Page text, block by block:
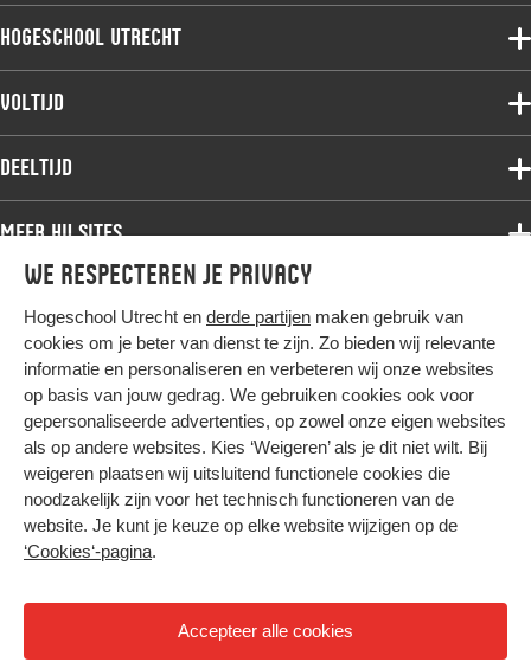
We respecteren je privacy
Hogeschool Utrecht en derde partijen maken gebruik van
cookies om je beter van dienst te zijn. Zo bieden wij relevante
informatie en personaliseren en verbeteren wij onze websites
op basis van jouw gedrag. We gebruiken cookies ook voor
gepersonaliseerde advertenties, op zowel onze eigen websites
als op andere websites. Kies ‘Weigeren’ als je dit niet wilt. Bij
weigeren plaatsen wij uitsluitend functionele cookies die
noodzakelijk zijn voor het technisch functioneren van de
website. Je kunt je keuze op elke website wijzigen op de
‘Cookies‘-pagina.
Accepteer alle cookies
Hogeschool Utrecht
Voltijdopleidingen
Deeltijdopleidingen
Onderzoek
Werken bij de HU
Contact
Voltijd
Associate degree
Bachelor
Master
Studiekeuze voltijd
Deeltijd
Associate degree
Bachelor
Master
Post-master
Studiekeuze deeltijd
Meer HU sites
HU International
HU Bibliotheek
HU Ontwikkelt
Duurzame HU
Intranet
Trajectum
Hier komt alles samen
Colofon
Privacy
Cookies
Nieuwsbrief